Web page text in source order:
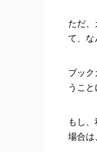
ただ
て、
ブック
うこ
もし
場合は